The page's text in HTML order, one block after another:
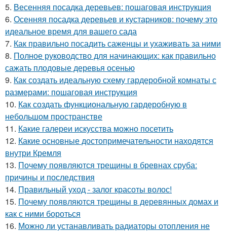
5. Весенняя посадка деревьев: пошаговая инструкция
6. Осенняя посадка деревьев и кустарников: почему это
идеальное время для вашего сада
7. Как правильно посадить саженцы и ухаживать за ними
8. Полное руководство для начинающих: как правильно
сажать плодовые деревья осенью
9. Как создать идеальную схему гардеробной комнаты с
размерами: пошаговая инструкция
10. Как создать функциональную гардеробную в
небольшом пространстве
11. Какие галереи искусства можно посетить
12. Какие основные достопримечательности находятся
внутри Кремля
13. Почему появляются трещины в бревнах сруба:
причины и последствия
14. Правильный уход - залог красоты волос!
15. Почему появляются трещины в деревянных домах и
как с ними бороться
16. Можно ли устанавливать радиаторы отопления не